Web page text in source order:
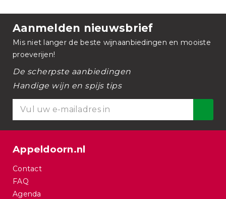
Aanmelden nieuwsbrief
Mis niet langer de beste wijnaanbiedingen en mooiste
proeverijen!
De scherpste aanbiedingen
Handige wijn en spijs tips
Appeldoorn.nl
Contact
FAQ
Agenda